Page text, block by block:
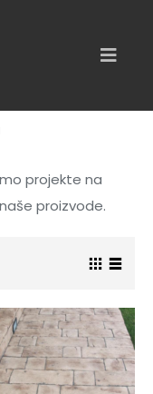
projekte na
proizvode.